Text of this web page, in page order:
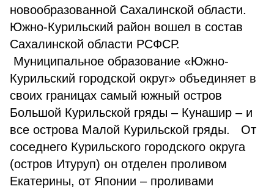
новообразованной Сахалинской области.
Южно-Курильский район вошел в состав
Сахалинской области РСФСР.
Муниципальное образование «Южно-
Курильский городской округ» объединяет в
своих границах самый южный остров
Большой Курильской гряды – Кунашир – и
все острова Малой Курильской гряды. От
соседнего Курильского городского округа
(остров Итуруп) он отделен проливом
Екатерины, от Японии – проливами